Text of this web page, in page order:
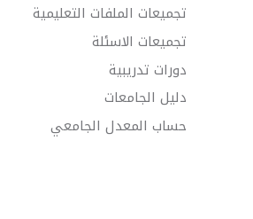
تجميعات الملفات التعليمية
تجميعات الاسئلة
دورات تدريبية
دليل الجامعات
حساب المعدل الجامعي